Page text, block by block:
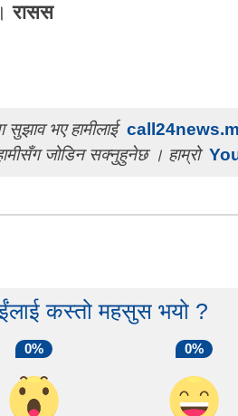
रासस
भए हामीलाई
जोडिन सक्नुहुनेछ । हाम्रो
कस्तो महसुस भयो ?
0% 0%